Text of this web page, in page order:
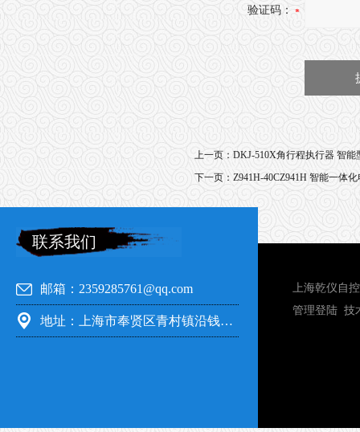
验证码：
上一页： DKJ-510X角行程执行器 智能
下一页： Z941H-40CZ941H 智能一体
联系我们
邮箱：2359285761@qq.com
地址：上海市奉贤区青村镇沿钱公路351号
上海乾仪自
管理登陆 技